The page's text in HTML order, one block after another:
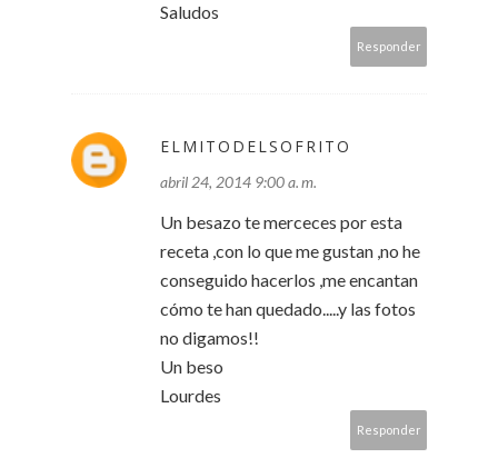
Saludos
Responder
ELMITODELSOFRITO
abril 24, 2014 9:00 a. m.
Un besazo te merceces por esta
receta ,con lo que me gustan ,no he
conseguido hacerlos ,me encantan
cómo te han quedado.....y las fotos
no digamos!!
Un beso
Lourdes
Responder